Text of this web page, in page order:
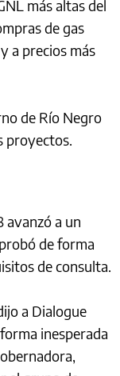
más altas del
de gas
a precios más
de Río Negro
proyectos.
avanzó a un
de forma
de consulta.
a Dialogue
inesperada